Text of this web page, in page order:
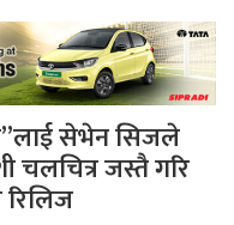
सेभेन सिजले
चलचित्र जस्तै गरि
रिलिज